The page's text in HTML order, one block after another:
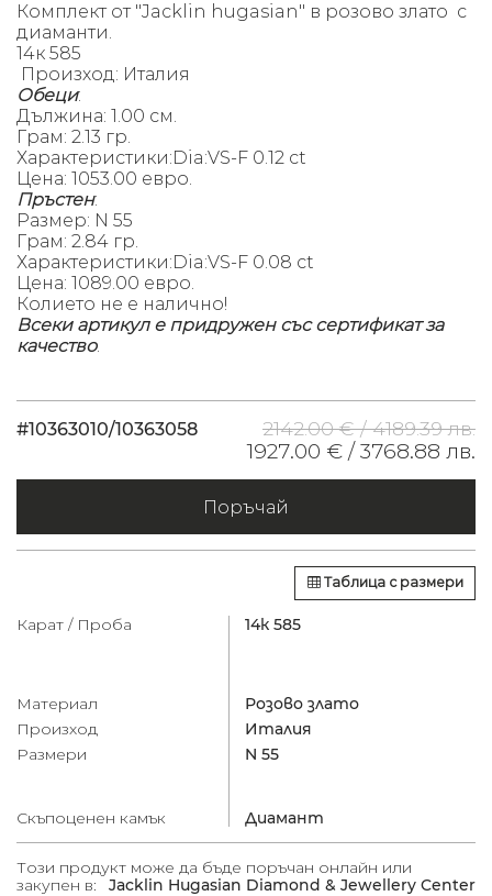
Комплект от "Jacklin hugasian" в розово злато с
диаманти.
14к 585
Произход: Италия
Обеци:
Дължина: 1.00 см.
Грам: 2.13 гр.
Характеристики:Dia:VS-F 0.12 ct
Цена: 1053.00 евро.
Пръстен:
Размер: N 55
Грам: 2.84 гр.
Характеристики:Dia:VS-F 0.08 ct
Цена: 1089.00 евро.
Колието не е налично!
Всеки артикул е придружен със сертификат за
качество.
#10363010/10363058 2142.00 € /4189.39 лв.
1927.00 € /3768.88 лв.
Поръчай
Таблица с размери
Карат / Проба 14к 585
Материал
Розово злато
Произход
Италия
Размери
N 55
Скъпоценен камък Диамант
Този продукт може да бъде поръчан онлайн или
закупен в:
Jacklin Hugasian Diamond & Jewellery Center